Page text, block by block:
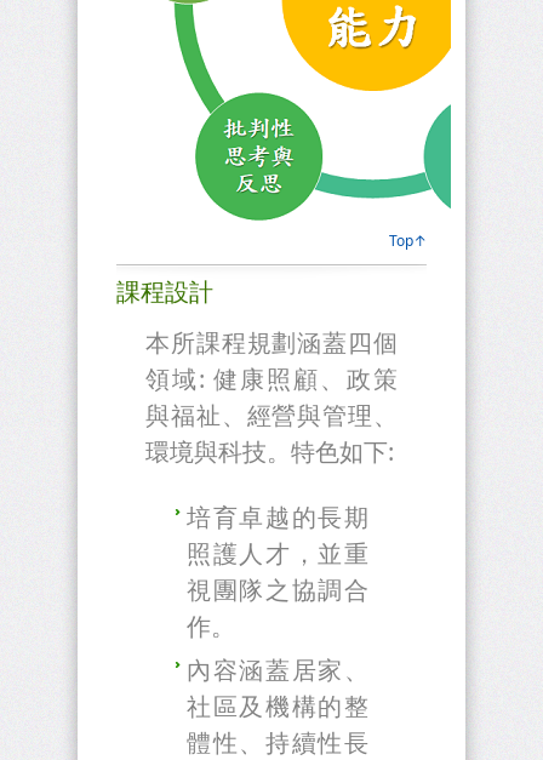
Top↑
課程設計
本所課程規劃涵蓋四個
領域: 健康照顧、政策
與福祉、經營與管理、
環境與科技。特色如下:
培育卓越的長期
照護人才，並重
視團隊之協調合
作。
內容涵蓋居家、
社區及機構的整
體性、持續性長